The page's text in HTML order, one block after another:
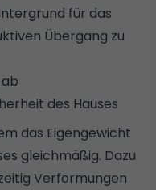
für das
Übergang zu
des Hauses
das Eigengewicht
gleichmäßig. Dazu
Verformungen